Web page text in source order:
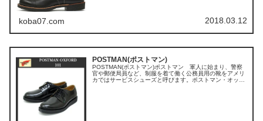
koba07.com 2018.03.12
POSTMAN(ポストマン)
POSTMAN(ポストマン)ポストマン 軍人に始まり、警察
官や郵便局員など、制服を着て働く公務員用の靴をアメリ
カではサービスシューズと呼びます。ポストマン・オック